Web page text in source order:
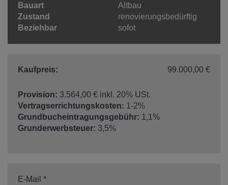
Bauart
Altbau
Zustand
renovierungsbedürftig
Beziehbar
sofot
Kaufpreis: 99.000,00 €
Provision: 3.564,00 € inkl. 20% USt.
Vertragserrichtungskosten: 1-2%
Grundbucheintragungsgebühr: 1,1%
Grunderwerbsteuer: 3,5%
E-Mail